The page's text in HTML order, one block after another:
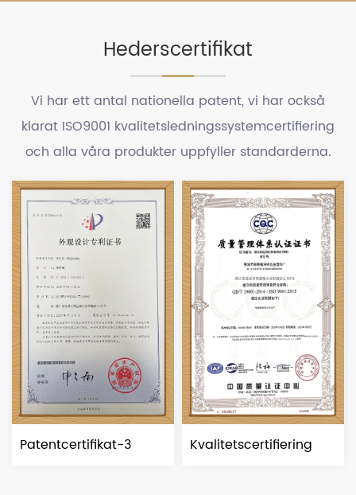
Hederscertifikat
Vi har ett antal nationella patent, vi har också
klarat ISO9001 kvalitetsledningssystemcertifiering
och alla våra produkter uppfyller standarderna.
3 Kvalitetscertifiering